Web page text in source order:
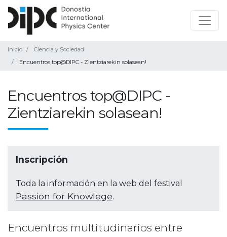
Inicio
Ciencia y Sociedad
Encuentros top@DIPC - Zientziarekin solasean!
Encuentros top@DIPC -
Zientziarekin solasean!
Inscripción
Toda la información en la web del festival
Passion for Knowlege.
Encuentros multitudinarios entre